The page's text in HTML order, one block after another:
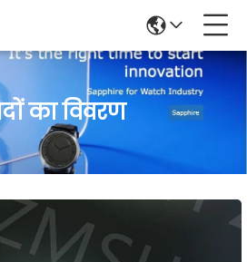
का विवरण